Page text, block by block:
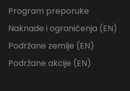
Program preporuke
Naknade i ograničenja (EN)
Podržane zemlje (EN)
Podržane akcije (EN)